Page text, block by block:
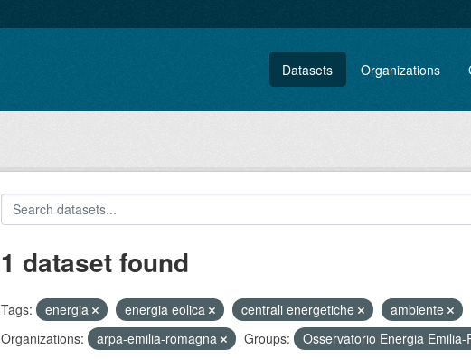
Datasets Organizations
1 dataset found
Tags: energia energia eolica centrali energetiche
ambiente
Organizations:
arpa-emilia-romagna Groups: Osservatorio Energia Emilia-